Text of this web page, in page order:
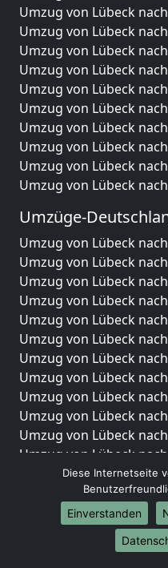
Umzug von Lübeck
Umzug von Lübeck
Umzug von Lübeck
Umzug von Lübeck
Umzug von Lübeck
Umzug von Lübeck
Umzug von Lübeck
Umzug von Lübeck
Umzug von Lübeck
Umzug von Lübeck
Umzüge-
Umzug von Lübeck
Umzug von Lübeck
Umzug von Lübeck
Umzug von Lübeck
Umzug von Lübeck
Umzug von Lübeck
Umzug von Lübeck
Umzug von Lübeck
Umzug von Lübeck
Umzug von Lübeck
Umzug von Lübeck
Umzug von Lübeck
Umzug von Lübeck
Umzug von Lübeck
Umzug von Lübeck
Umzug von Lübeck
Umzug von Lübeck
Diese Internetseite
Einverstanden